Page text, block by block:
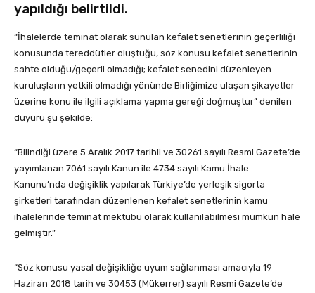
yapıldığı belirtildi.
“İhalelerde teminat olarak sunulan kefalet senetlerinin geçerliliği
konusunda tereddütler oluştuğu, söz konusu kefalet senetlerinin
sahte olduğu/geçerli olmadığı; kefalet senedini düzenleyen
kuruluşların yetkili olmadığı yönünde Birliğimize ulaşan şikayetler
üzerine konu ile ilgili açıklama yapma gereği doğmuştur” denilen
duyuru şu şekilde:
“Bilindiği üzere 5 Aralık 2017 tarihli ve 30261 sayılı Resmi Gazete’de
yayımlanan 7061 sayılı Kanun ile 4734 sayılı Kamu İhale
Kanunu’nda değişiklik yapılarak Türkiye’de yerleşik sigorta
şirketleri tarafından düzenlenen kefalet senetlerinin kamu
ihalelerinde teminat mektubu olarak kullanılabilmesi mümkün hale
gelmiştir.”
“Söz konusu yasal değişikliğe uyum sağlanması amacıyla 19
Haziran 2018 tarih ve 30453 (Mükerrer) sayılı Resmi Gazete’de